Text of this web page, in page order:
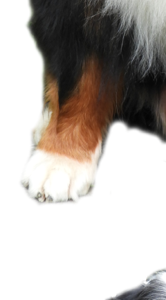
DCBS Champion Ladislaw